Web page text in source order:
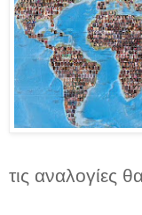
τις αναλογίες